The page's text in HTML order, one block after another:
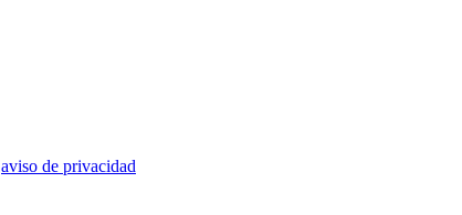
aviso de privacidad